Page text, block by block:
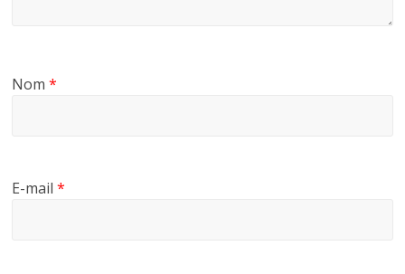
Nom*
E-mail*